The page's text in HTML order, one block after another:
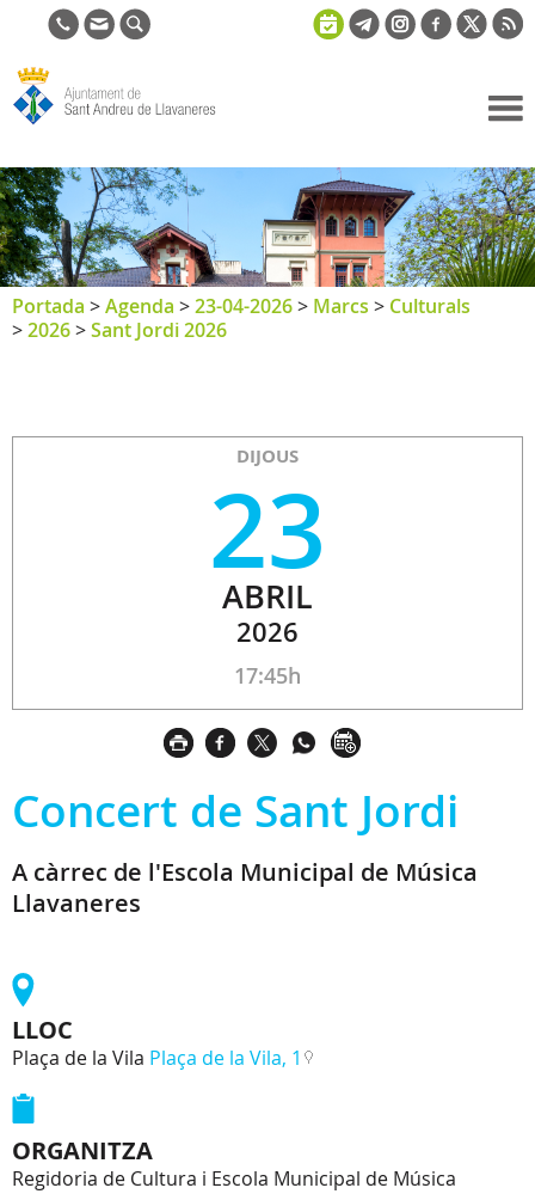
de Sant
Andreu de
Llavaneres
Portada >Agenda >23-04-2026> Marcs > Culturals
>2026>Sant Jordi 2026
DIJOUS
23
ABRIL
2026
17:45h
Concert de Sant Jordi
A càrrec de l'Escola Municipal de Música
Llavaneres
LLOC
Plaça de la Vila Plaça de la Vila, 1
ORGANITZA
Regidoria de Cultura i Escola Municipal de Música